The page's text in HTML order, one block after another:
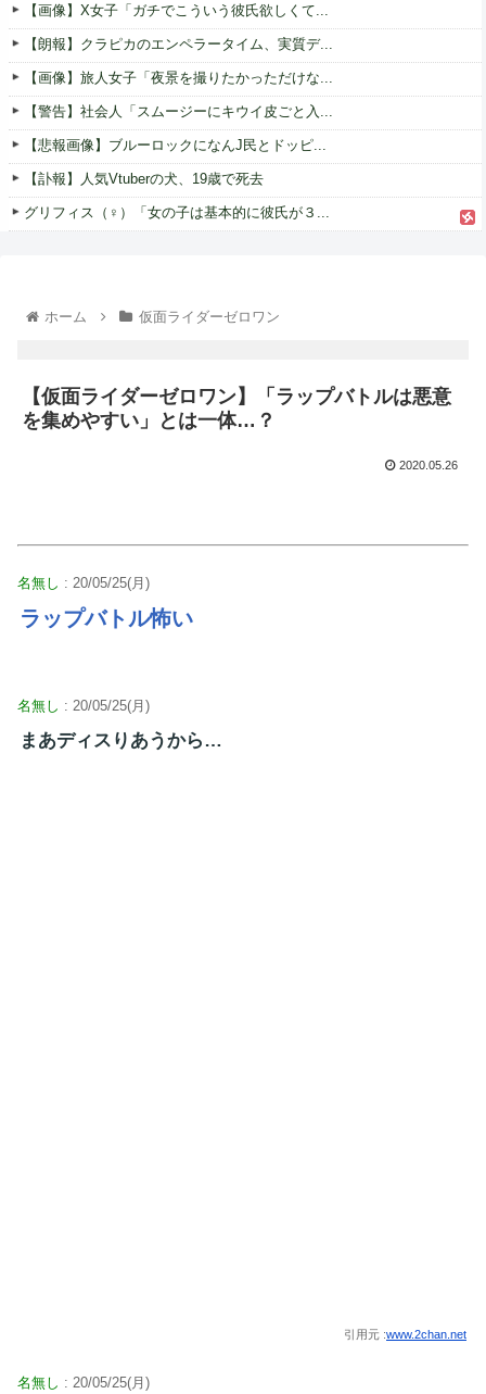
【画像】X女子「ガチでこういう彼氏欲しくて...
【朗報】クラピカのエンペラータイム、実質デ...
【画像】旅人女子「夜景を撮りたかっただけな...
【警告】社会人「スムージーにキウイ皮ごと入...
【悲報画像】ブルーロックになんJ民とドッピ...
【訃報】人気Vtuberの犬、19歳で死去
グリフィス（♀）「女の子は基本的に彼氏が３...
ホーム 仮面ライダーゼロワン
【仮面ライダーゼロワン】「ラップバトルは悪意
を集めやすい」とは一体…？
2020.05.26
名無し : 20/05/25(月)
ラップバトル怖い
名無し : 20/05/25(月)
まあディスりあうから…
引用元 :www.2chan.net
名無し : 20/05/25(月)